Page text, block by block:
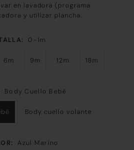
en lavadora (programa
y utilizar plancha.
0-1m
6m 9m 12m 18m
Body Cuello Bebé
Body cuello volante
Azul Marino